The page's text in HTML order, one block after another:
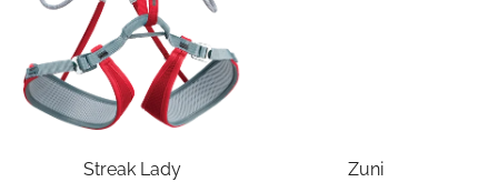
Streak Lady Zuni